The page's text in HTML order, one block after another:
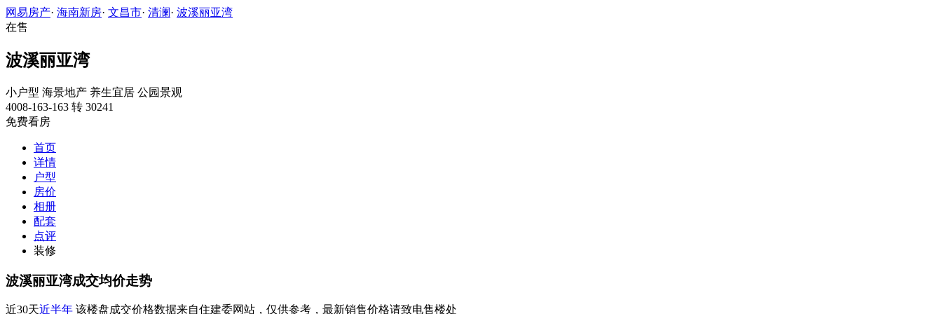
网易房产· 海南新房· 文昌市· 清澜· 波溪丽亚湾
在售
波溪丽亚湾
小户型 海景地产 养生宜居 公园景观
4008-163-163 转 30241
免费看房
首页
详情
户型
房价
相册
配套
点评
装修
波溪丽亚湾成交均价走势
近30天近半年 该楼盘成交价格数据来自住建委网站，仅供参考，最新销售价格请致电售楼处